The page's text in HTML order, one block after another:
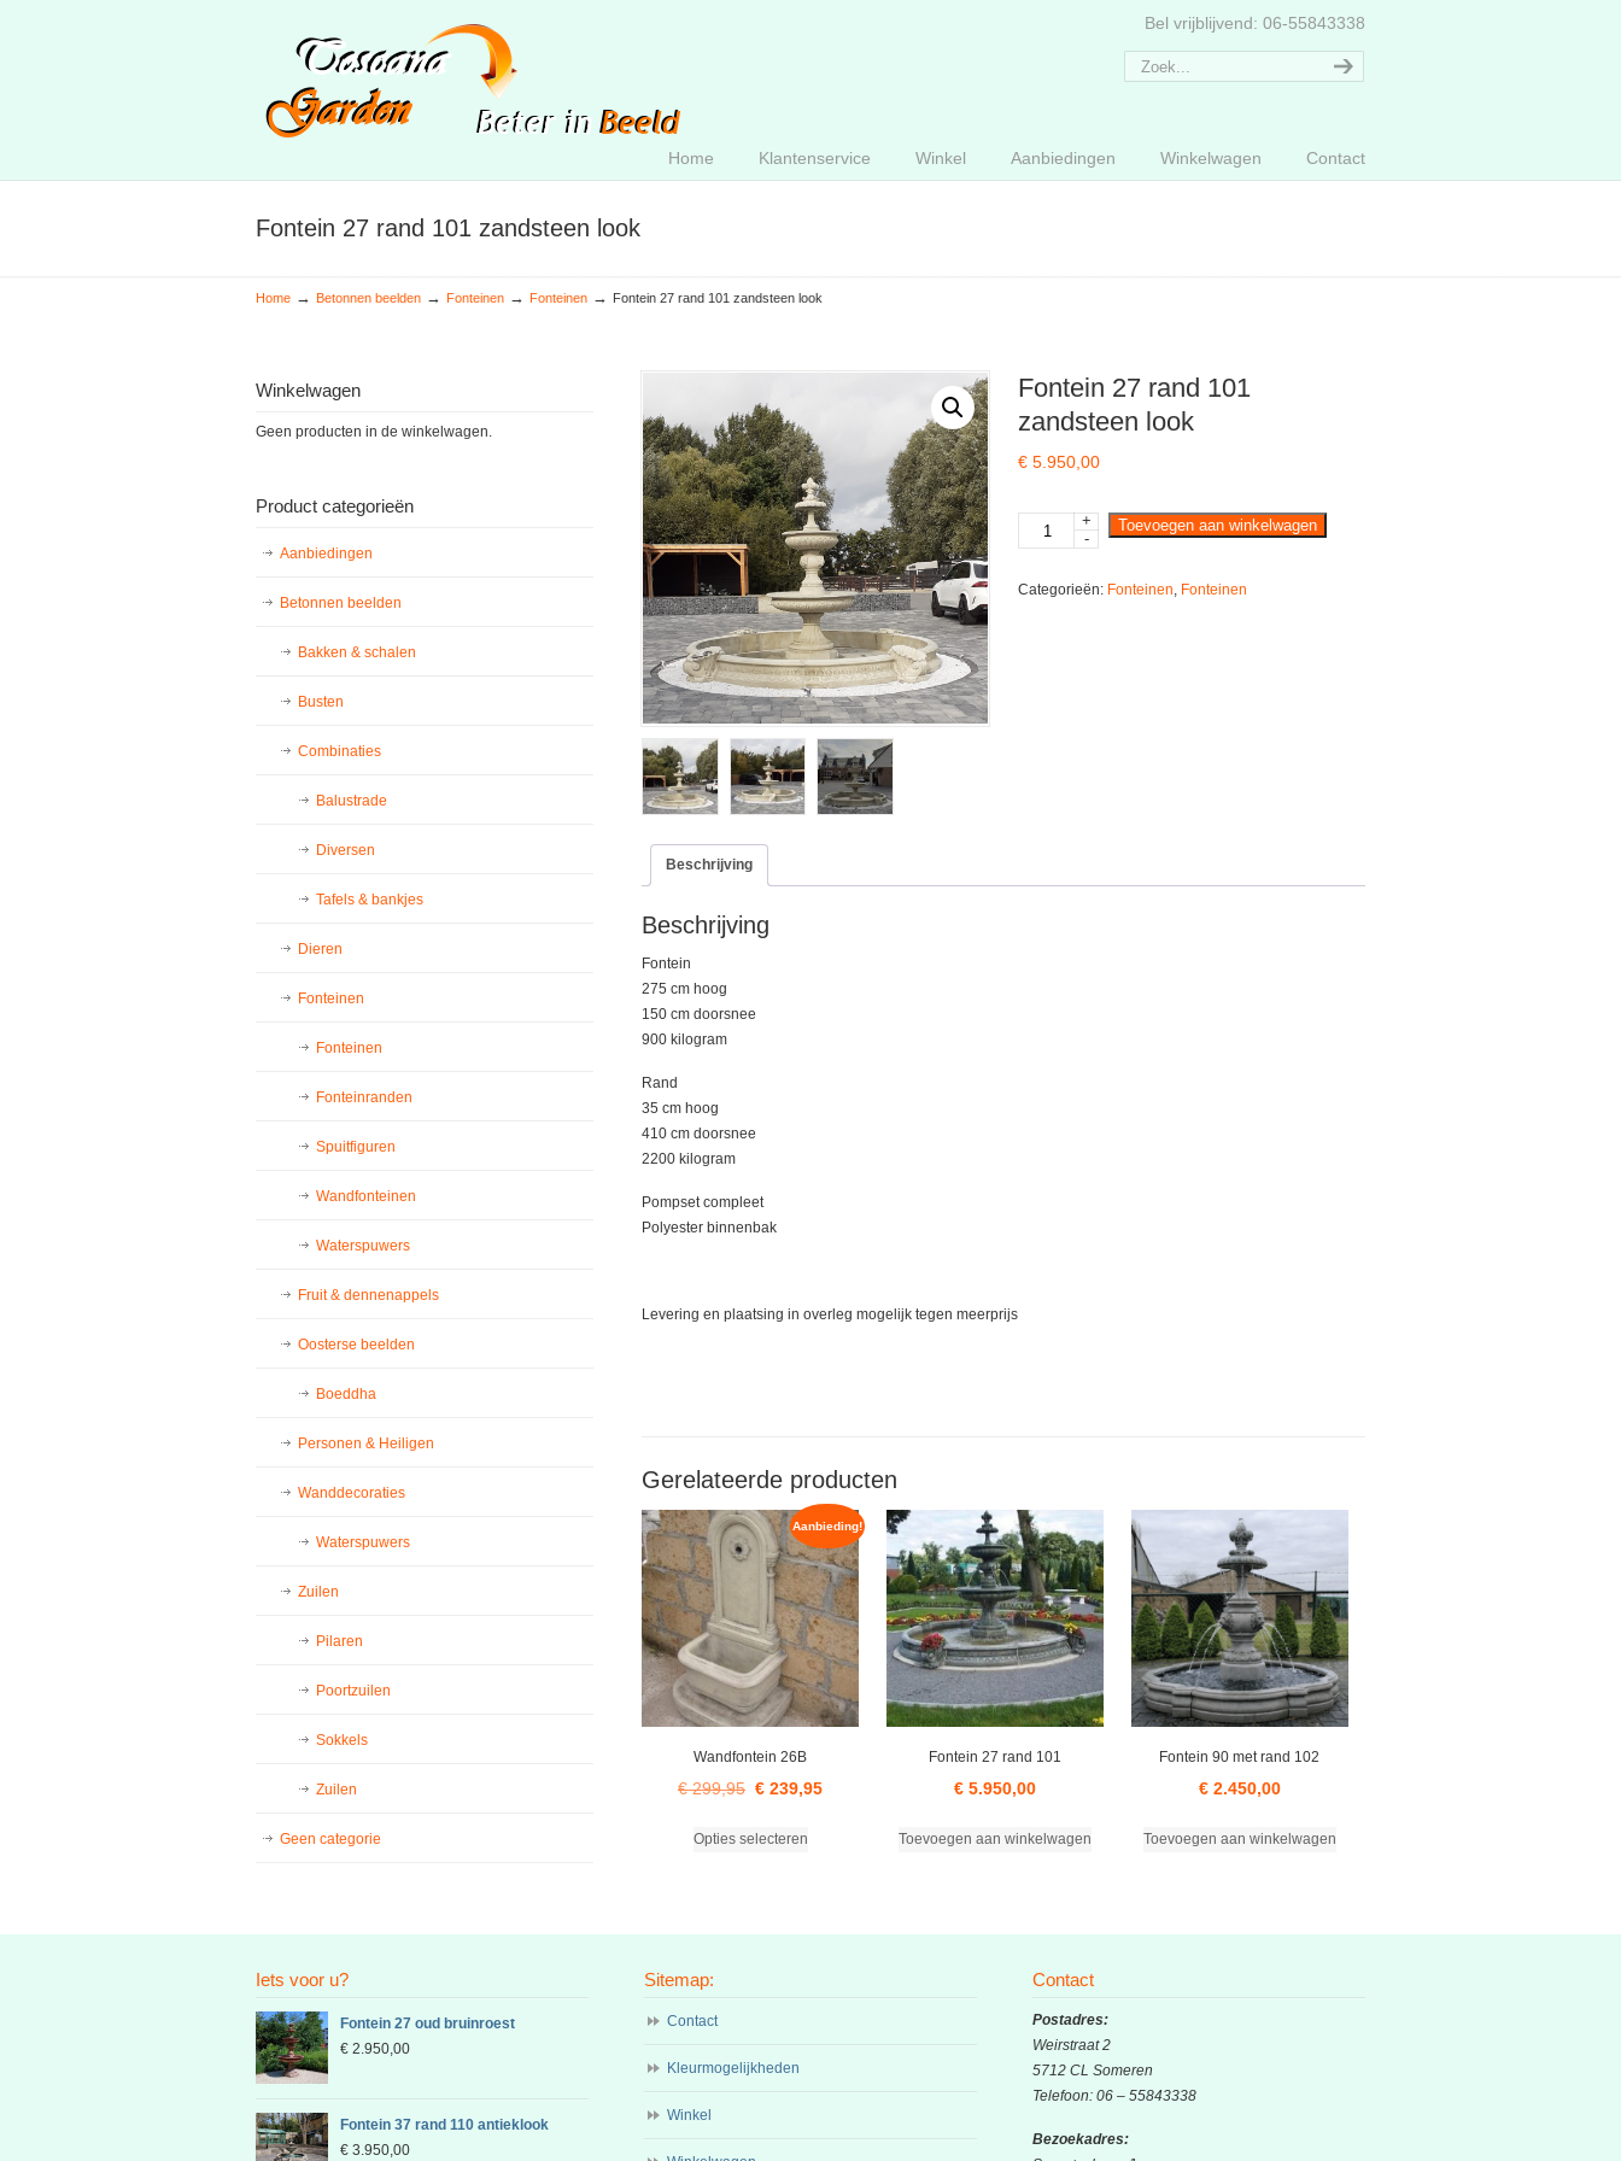
Bel vrijblijvend: 06-55843338
Home Klantenservice Winkel Aanbiedingen Winkelwagen Contact
Fontein 27 rand 101 zandsteen look
Home → Betonnen beelden → Fonteinen → Fonteinen → Fontein 27 rand 101 zandsteen look
Fontein 27 rand 101
zandsteen look
€ 5.950,00
Fontein
27
101
+
-
Toevoegen aan winkelwagen
Categorieën: Fonteinen, Fonteinen
Beschrijving
Beschrijving
Fontein
275 cm hoog
150 cm doorsnee
900 kilogram
Rand
35 cm hoog
410 cm doorsnee
2200 kilogram
Pompset compleet
Polyester binnenbak
Levering en plaatsing in overleg mogelijk tegen meerprijs
Gerelateerde producten
Aanbieding!
Wandfontein 26B
€299,95 Oorspronkelijke
was:
€ 239,95
Opties selecteren
product
kan
Fontein 27 rand 101
€5.950,00
Toevoegen aan winkelwagen
Fontein 90 met rand 102
€2.450,00
Toevoegen aan winkelwagen
Winkelwagen
Geen producten in de winkelwagen.
Product categorieën
Aanbiedingen
Betonnen beelden
Bakken & schalen
Busten
Combinaties
Balustrade
Diversen
Tafels & bankjes
Dieren
Fonteinen
Fonteinen
Fonteinranden
Spuitfiguren
Wandfonteinen
Waterspuwers
Fruit & dennenappels
Oosterse beelden
Boeddha
Personen & Heiligen
Wanddecoraties
Waterspuwers
Zuilen
Pilaren
Poortzuilen
Sokkels
Zuilen
Geen categorie
Iets voor u?
Fontein 27 oud bruinroest
€ 2.950,00
Fontein 37 rand 110 antieklook
€ 3.950,00
Sitemap:
Contact
Kleurmogelijkheden
Winkel
Contact
Postadres:
Weirstraat 2
5712 CL Someren
Telefoon: 06 – 55843338
Bezoekadres: